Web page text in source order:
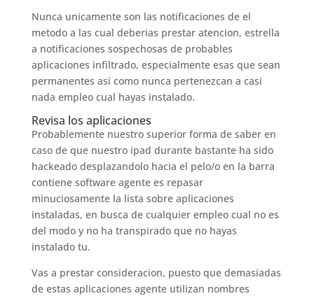
Nunca unicamente son las notificaciones de el
metodo a las cual deberias prestar atencion, estrella
a notificaciones sospechosas de probables
aplicaciones infiltrado, especialmente esas que sean
permanentes asi­ como nunca pertenezcan a casi
nada empleo cual hayas instalado.
Revisa los aplicaciones
Probablemente nuestro superior forma de saber en
caso de que nuestro ipad durante bastante ha sido
hackeado desplazandolo hacia el pelo/o en la barra
contiene software agente es repasar
minuciosamente la lista sobre aplicaciones
instaladas, en busca de cualquier empleo cual no es
del modo y no ha transpirado que no hayas
instalado tu.
Vas a prestar consideracion, puesto que demasiadas
de estas aplicaciones agente utilizan nombres